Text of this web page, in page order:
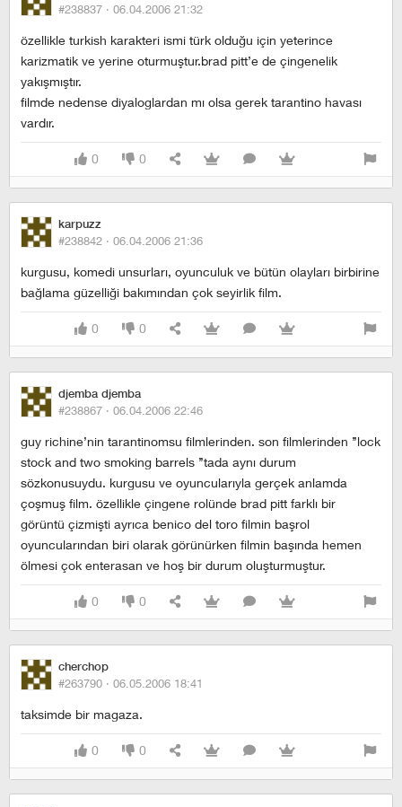
#238837 · 06.04.2006 21:32
özellikle turkish karakteri ismi türk olduğu için yeterince
karizmatik ve yerine oturmuştur.brad pitt’e de çingenelik
yakışmıştır.
filmde nedense diyaloglardan mı olsa gerek tarantino havası
vardır.
0 0
karpuzz
#238842 · 06.04.2006 21:36
kurgusu, komedi unsurları, oyunculuk ve bütün olayları birbirine
bağlama güzelliği bakımından çok seyirlik film.
0 0
djemba djemba
#238867 · 06.04.2006 22:46
guy richine’nin tarantinomsu filmlerinden. son filmlerinden ’’lock
stock and two smoking barrels ’’tada aynı durum
sözkonusuydu. kurgusu ve oyuncularıyla gerçek anlamda
çoşmuş film. özellikle çingene rolünde brad pitt farklı bir
görüntü çizmişti ayrıca benico del toro filmin başrol
oyuncularından biri olarak görünürken filmin başında hemen
ölmesi çok enterasan ve hoş bir durum oluşturmuştur.
0 0
cherchop
#263790 · 06.05.2006 18:41
taksimde bir magaza.
0 0